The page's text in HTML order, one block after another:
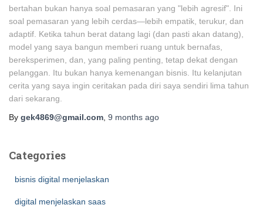
bertahan bukan hanya soal pemasaran yang "lebih agresif". Ini
soal pemasaran yang lebih cerdas—lebih empatik, terukur, dan
adaptif. Ketika tahun berat datang lagi (dan pasti akan datang),
model yang saya bangun memberi ruang untuk bernafas,
bereksperimen, dan, yang paling penting, tetap dekat dengan
pelanggan. Itu bukan hanya kemenangan bisnis. Itu kelanjutan
cerita yang saya ingin ceritakan pada diri saya sendiri lima tahun
dari sekarang.
By gek4869@gmail.com 9 months ago
Categories
bisnis digital menjelaskan
digital menjelaskan saas